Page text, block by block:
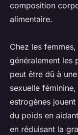
composition
alimentaire.
Chez les
généralement les
peut être dû à
sexuelle
estrogènes
du poids en
en réduisant la